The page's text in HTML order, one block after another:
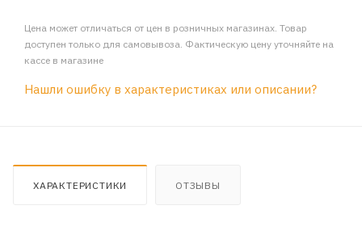
Цена может отличаться от цен в розничных магазинах. Товар
доступен только для самовывоза. Фактическую цену уточняйте на
кассе в магазине
Нашли ошибку в характеристиках или описании?
ХАРАКТЕРИСТИКИ ОТЗЫВЫ